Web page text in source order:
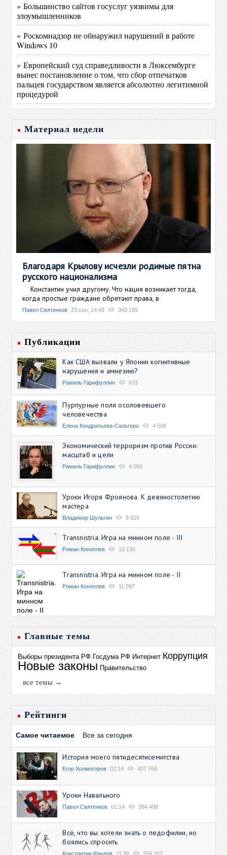
» Большинство сайтов госуслуг уязвимы для
злоумышленников
» Роскомнадзор не обнаружил нарушений в работе
Windows 10
» Европейский суд справедливости в Люксембурге
вынес постановление о том, что сбор отпечатков
пальцев государством является абсолютно легитимной
процедурой
Материал недели
Благодаря Крылову исчезли родимые пятна
русского национализма
Константин учил другому. Что нация возникает тогда,
когда простые граждане обретают права, в
Павел Святенков 23 сен, 14:48 343 185
Публикации
Как США вызвали у Японии когнитивные
нарушения и амнезию?
Рамиль Гарифуллин 633
Пурпурные поля осоловевшего
человечества
Елена Кондратьева-Сальгеро 4 506
Экономический терроризм против России:
масштаб и цели
Рамиль Гарифуллин 4 060
Уроки Игоря Фроянова. К девяностолетию
мастера
Владимир Шульгин 8 915
Transnistria. Игра на минном поле - III
Роман Коноплев 10 136
Transnistria. Игра на минном поле - II
Роман Коноплев 11 097
Главные темы
Выборы президента РФ Госдума РФ Интернет Коррупция
Новые законы Правительство
все темы →
Рейтинги
Самое читаемое Все за сегодня
История моего пятидесятисемитства
Егор Холмогоров 02:14 407 766
Уроки Навального
Павел Святенков 01:14 364 498
Всё, что вы хотели знать о педофилии, но
боялись спросить
Константин Крылов 11:30 359 207